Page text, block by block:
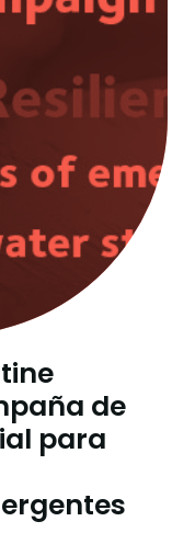
de
para